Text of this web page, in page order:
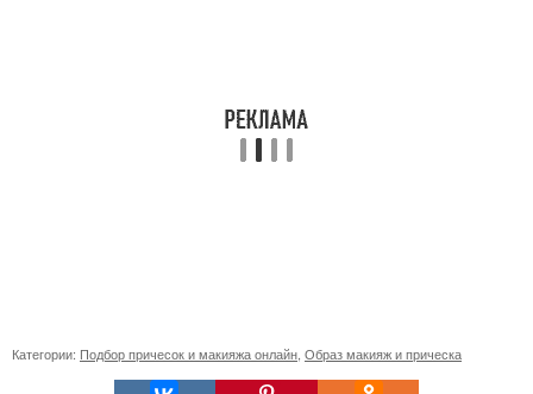
Категории: Подбор причесок и макияжа онлайн Образ макияж и прическа